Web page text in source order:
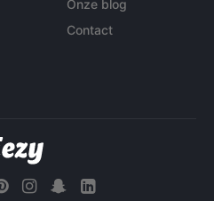
Onze blog
Contact